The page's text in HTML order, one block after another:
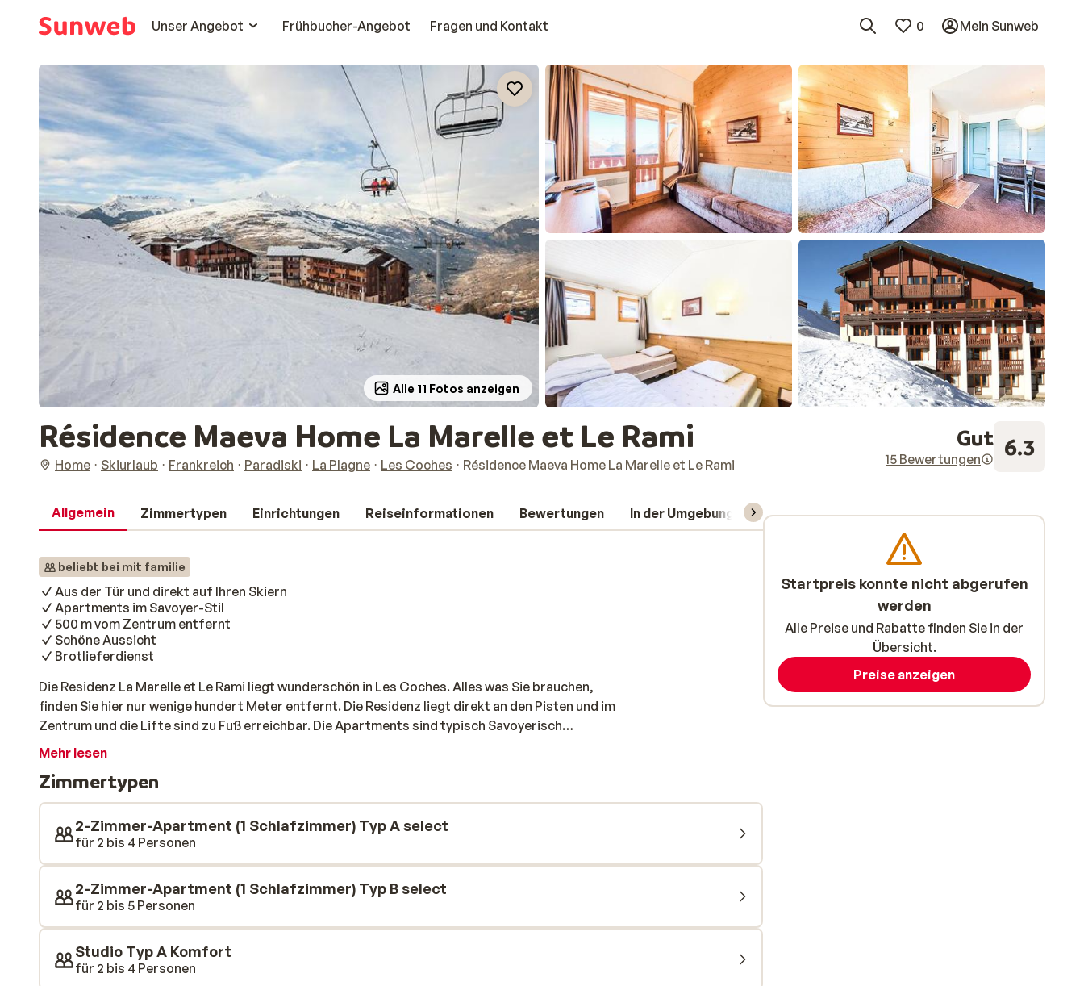
Unser Angebot
Frühbucher-Angebot Fragen und Kontakt 0 Mein Sunweb
Alle 11 Fotos anzeigen
Résidence Maeva Home La Marelle et Le Rami
Home Skiurlaub Frankreich Paradiski La Plagne Les Coches Résidence Maeva Home La Marelle et Le Rami
Gut
15 Bewertungen 6.3
Allgemein Zimmertypen Einrichtungen Reiseinformationen Bewertungen In der Umgebung Skipass/Kurse/Material
beliebt bei mit familie
Aus der Tür und direkt auf Ihren Skiern
Apartments im Savoyer-Stil
500 m vom Zentrum entfernt
Schöne Aussicht
Brotlieferdienst
Die Residenz La Marelle et Le Rami liegt wunderschön in Les Coches. Alles was Sie brauchen,
finden Sie hier nur wenige hundert Meter entfernt. Die Residenz liegt direkt an den Pisten und im
Zentrum und die Lifte sind zu Fuß erreichbar. Die Apartments sind typisch Savoyerisch
eingerichtet und fügen sich gut in die Umgebung ein. Durch die komfortable Einrichtung und den
Mehr lesen
Zimmertypen
2-Zimmer-Apartment (1 Schlafzimmer) Typ A select
für 2 bis 4 Personen
2-Zimmer-Apartment (1 Schlafzimmer) Typ B select
für 2 bis 5 Personen
Studio Typ A Komfort
für 2 bis 4 Personen
Startpreis konnte nicht abgerufen
werden
Alle Preise und Rabatte finden Sie in der
Übersicht.
Preise anzeigen